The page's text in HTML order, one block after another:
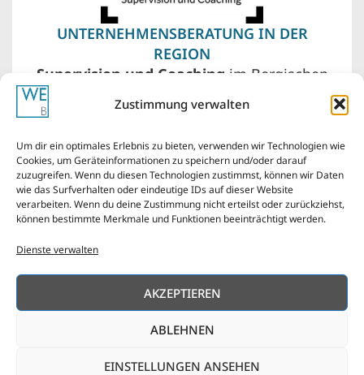
Zustimmung verwalten
Um dir ein optimales Erlebnis zu bieten, verwenden wir Technologien wie
Cookies, um Geräteinformationen zu speichern und/oder darauf
zuzugreifen. Wenn du diesen Technologien zustimmst, können wir Daten
wie das Surfverhalten oder eindeutige IDs auf dieser Website
verarbeiten. Wenn du deine Zustimmung nicht erteilst oder zurückziehst,
können bestimmte Merkmale und Funktionen beeinträchtigt werden.
Dienste verwalten
AKZEPTIEREN
ABLEHNEN
EINSTELLUNGEN ANSEHEN
UNTERNEHMENSBERATUNG IN DER
REGION
Supervision und Coaching im Bergischen
Land – Wuppertal, Remscheid, Solingen. Vor
meiner Haustür liegen auch Düsseldorf,
Bochum bis Dortmund.
Impressum AGBs
Cookie-Richtlinie
Haftungsausschluss
Datenschutzerklärung
Webdesign Bergischesland